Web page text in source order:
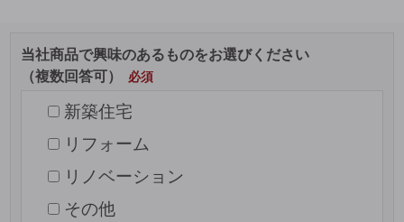
当社商品で興味のあるものをお選びください
（複数回答可）
新築住宅
リフォーム
リノベーション
その他